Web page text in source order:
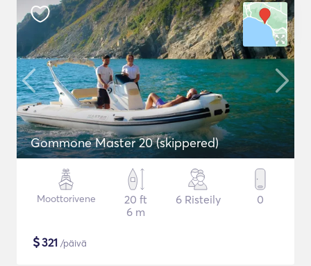
Gommone Master 20 (skippered)
Moottorivene
20 ft
6 m
6 Risteily 0
$321 /päivä